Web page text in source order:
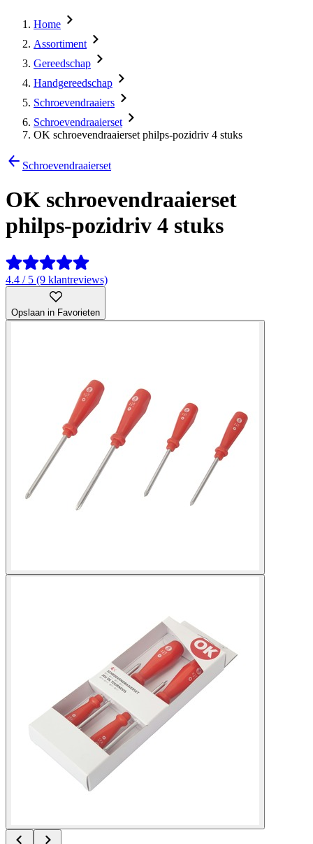
Home
Assortiment
Gereedschap
Handgereedschap
Schroevendraaiers
Schroevendraaierset
OK schroevendraaierset philps-pozidriv 4 stuks
Schroevendraaierset
OK schroevendraaierset
philps-pozidriv 4 stuks
4.4 / 5 (9 klantreviews)
Opslaan in Favorieten